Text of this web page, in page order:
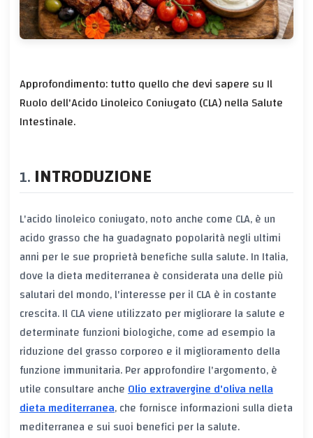
Approfondimento: tutto quello che devi sapere su Il
Ruolo dell'Acido Linoleico Coniugato (CLA) nella Salute
Intestinale.
INTRODUZIONE
L'acido linoleico coniugato, noto anche come CLA, è un
acido grasso che ha guadagnato popolarità negli ultimi
anni per le sue proprietà benefiche sulla salute. In Italia,
dove la dieta mediterranea è considerata una delle più
salutari del mondo, l'interesse per il CLA è in costante
crescita. Il CLA viene utilizzato per migliorare la salute e
determinate funzioni biologiche, come ad esempio la
riduzione del grasso corporeo e il miglioramento della
funzione immunitaria. Per approfondire l'argomento, è
utile consultare ancheOlio extravergine d'oliva nella
dieta mediterranea, che fornisce informazioni sulla dieta
mediterranea e sui suoi benefici per la salute.